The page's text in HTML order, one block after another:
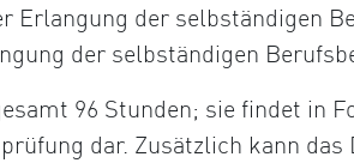
Erlangung der selbständigen
der selbständigen
96 Stunden; sie findet in
dar. Zusätzlich kann